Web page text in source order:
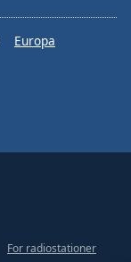
Europa
For radiostationer